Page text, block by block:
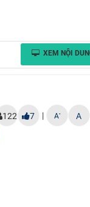
XEM NỘI
122 7 | A- A